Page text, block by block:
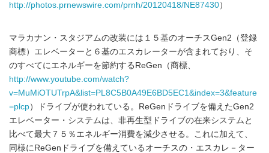
http://photos.prnewswire.com/prnh/20120418/NE87430）
マラカナン・スタジアムの改装には１５基のオーチスGen2（登録
商標）エレベーターと６基のエスカレーターが含まれており、そ
のすべてにエネルギーを節約するReGen（商標、
http://www.youtube.com/watch?
v=MuMiOTUTrpA&list=PL8C5B0A49E6BD5EC1&index=3&feature
=plcp）ドライブが使われている。ReGenドライブを備えたGen2
エレベーター・システムは、非再生型ドライブの在来システムと
比べて最大７５％エネルギー消費を減少させる。これに加えて、
同様にReGenドライブを備えているオーチスの・エスカレ－ター